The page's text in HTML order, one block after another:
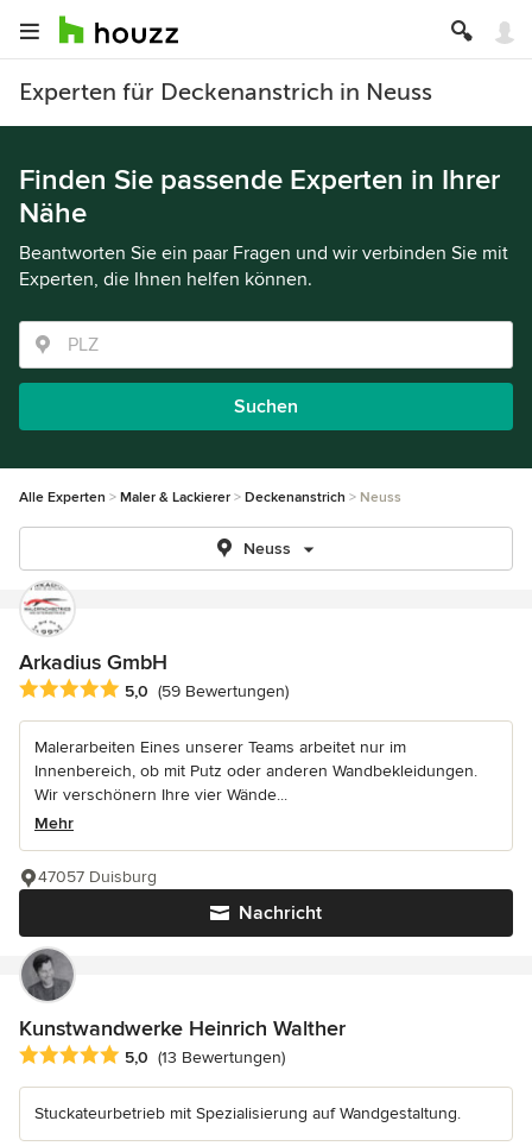
Experten für Deckenanstrich in Neuss
Finden Sie passende Experten in Ihrer
Nähe
Beantworten Sie ein paar Fragen und wir verbinden Sie mit
Experten, die Ihnen helfen können.
Suchen
Alle Experten Maler & Lackierer Deckenanstrich Neuss
Neuss
Arkadius GmbH
Durchschnittliche Bewertung: 5 von 5 Sternen
5,0 (59 Bewertungen)
Malerarbeiten Eines unserer Teams arbeitet nur im
Innenbereich, ob mit Putz oder anderen Wandbekleidungen.
Wir verschönern Ihre vier Wände...
Mehr
Nachricht
47057 Duisburg
Kunstwandwerke Heinrich Walther
Durchschnittliche Bewertung: 5 von 5 Sternen
5,0 (13 Bewertungen)
Stuckateurbetrieb mit Spezialisierung auf Wandgestaltung.